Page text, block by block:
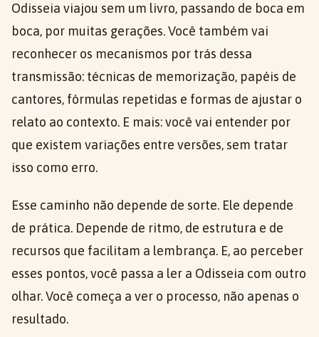
Odisseia viajou sem um livro, passando de boca em
boca, por muitas gerações. Você também vai
reconhecer os mecanismos por trás dessa
transmissão: técnicas de memorização, papéis de
cantores, fórmulas repetidas e formas de ajustar o
relato ao contexto. E mais: você vai entender por
que existem variações entre versões, sem tratar
isso como erro.
Esse caminho não depende de sorte. Ele depende
de prática. Depende de ritmo, de estrutura e de
recursos que facilitam a lembrança. E, ao perceber
esses pontos, você passa a ler a Odisseia com outro
olhar. Você começa a ver o processo, não apenas o
resultado.